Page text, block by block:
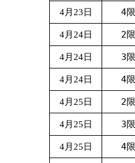
4月23日 4限
4月24日 2限
4月24日 3限
4月24日 4限
4月25日 2限
4月25日 3限
4月25日 4限